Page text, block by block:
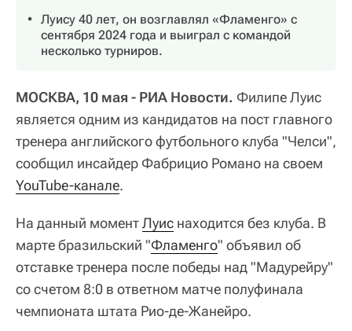
Луису 40 лет, он возглавлял «Фламенго» с
сентября 2024 года и выиграл с командой
несколько турниров.
МОСКВА, 10 мая - РИА Новости. Филипе Луис
является одним из кандидатов на пост главного
тренера английского футбольного клуба "Челси",
сообщил инсайдер Фабрицио Романо на своем
YouTube-канале.
На данный моментЛуис находится без клуба. В
марте бразильский "Фламенго" объявил об
отставке тренера после победы над "Мадурейру"
со счетом 8:0 в ответном матче полуфинала
чемпионата штата Рио‑де‑Жанейро.